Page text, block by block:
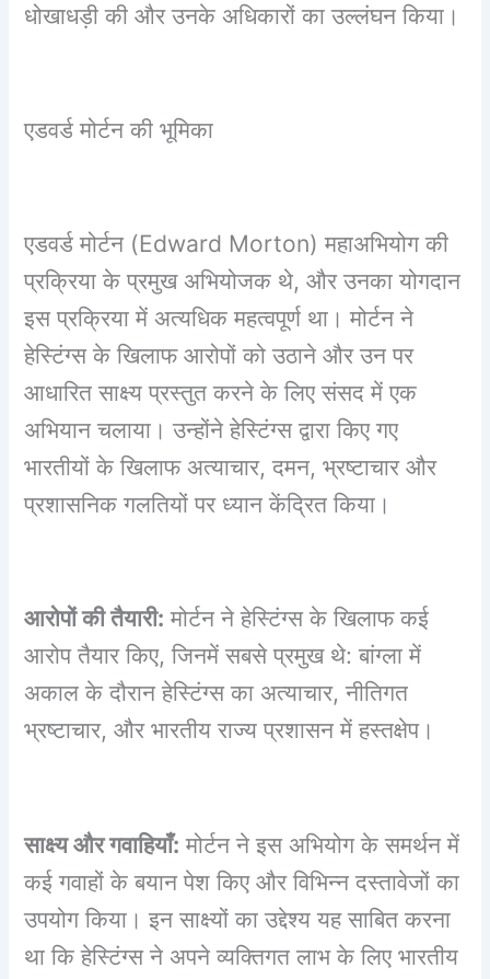
धोखाधड़ी की और उनके अधिकारों का उल्लंघनकिया।
एडवर्ड मोर्टन की भूमिका
एडवर्ड मोर्टन (Edward Morton) महाअभियोग की
प्रक्रिया के प्रमुख अभियोजक थे, और उनका योगदान
इस प्रक्रिया में अत्यधिक महत्वपूर्ण था। मोर्टन ने
हेस्टिंग्स के खिलाफ आरोपों को उठाने और उन पर
आधारित साक्ष्य प्रस्तुत करने के लिए संसद में एक
अभियान चलाया। उन्होंने हेस्टिंग्स द्वारा किए गए
भारतीयों के खिलाफ अत्याचार, दमन, भ्रष्टाचार और
प्रशासनिक गलतियों पर ध्यान केंद्रित किया।
आरोपों की तैयारी: मोर्टन ने हेस्टिंग्स के खिलाफ कई
आरोप तैयार किए, जिनमें सबसे प्रमुख थे: बांग्ला में
अकाल के दौरान हेस्टिंग्स का अत्याचार, नीतिगत
भ्रष्टाचार, और भारतीय राज्य प्रशासन में हस्तक्षेप।
साक्ष्य और गवाहियाँ: मोर्टन ने इस अभियोग के समर्थन में
कई गवाहों के बयान पेश किए और विभिन्न दस्तावेजों का
उपयोग किया। इन साक्ष्यों का उद्देश्य यह साबित करना
था कि हेस्टिंग्स ने अपने व्यक्तिगत लाभ के लिए भारतीय